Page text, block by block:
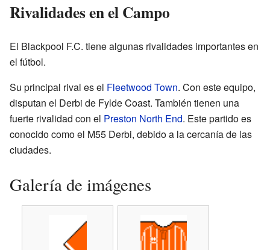
Rivalidades en el Campo
El Blackpool F.C. tiene algunas rivalidades importantes en
el fútbol.
Su principal rival es el Fleetwood Town. Con este equipo,
disputan el Derbi de Fylde Coast. También tienen una
fuerte rivalidad con el Preston North End. Este partido es
conocido como el M55 Derbi, debido a la cercanía de las
ciudades.
Galería de imágenes